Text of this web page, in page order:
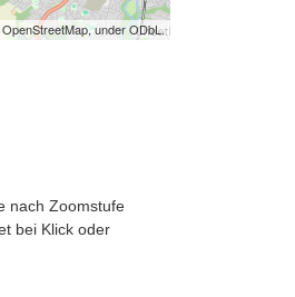
under ODbL.
nach Zoomstufe
bei Klick oder